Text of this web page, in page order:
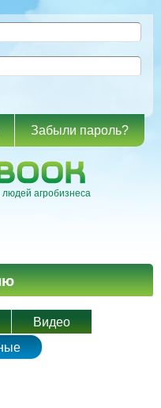
Забыли пароль?
агробизнеса
Видео